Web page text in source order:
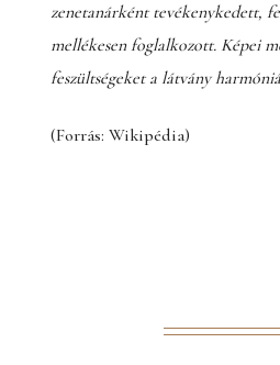
zenetanárként tevékenykedett,
mellékesen foglalkozott. Képei
feszültségeket a látvány
(Forrás: Wikipédia)